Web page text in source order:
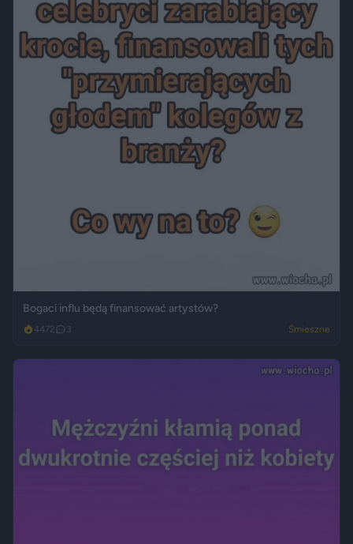
Bogaci influ będą finansować artystów?
4472 3 Śmieszne